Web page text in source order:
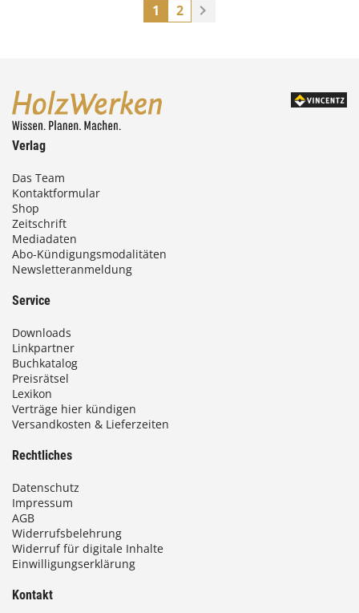
1 2
Verlag
Das Team
Kontaktformular
Shop
Zeitschrift
Mediadaten
Abo-Kündigungsmodalitäten
Newsletteranmeldung
Service
Downloads
Linkpartner
Buchkatalog
Preisrätsel
Lexikon
Verträge hier kündigen
Versandkosten & Lieferzeiten
Rechtliches
Datenschutz
Impressum
AGB
Widerrufsbelehrung
Widerruf für digitale Inhalte
Einwilligungserklärung
Kontakt